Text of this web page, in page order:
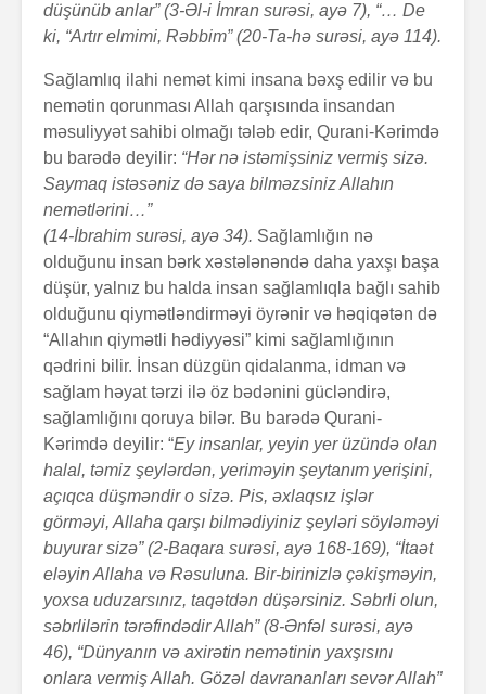
düşünüb anlar” (3-Əl-i İmran surəsi, ayə 7), “… De
ki, “Artır elmimi, Rəbbim” (20-Ta-hə surəsi, ayə 114).
Sağlamlıq ilahi nemət kimi insana bəxş edilir və bu
nemətin qorunması Allah qarşısında insandan
məsuliy­yət sahibi olmağı tələb edir, Qurani-Kərimdə
bu barədə deyilir: “Hər nə istəmişsiniz vermiş sizə.
Saymaq istəsə­niz də saya bilməzsiniz Allahın
nemətlərini…”
(14-İbra­him surəsi, ayə 34). Sağlamlığın nə
olduğunu insan bərk xəstələnəndə daha yaxşı başa
düşür, yalnız bu halda insan sağlamlıqla bağlı sahib
olduğunu qiymətlən­dir­­mə­yi öyrənir və həqiqətən də
“Allahın qiymətli hədiy­yəsi” kimi sağlamlığının
qədrini bilir. İnsan düzgün qidalan­ma, idman və
sağlam həyat tərzi ilə öz bədənini gücləndirə,
sağlamlığını qoruya bilər. Bu barədə Qurani-
Kərimdə deyilir: “Ey insanlar, yeyin yer üzündə olan
halal, təmiz şeylərdən, yeriməyin şeytanım yerişini,
açıq­ca düşməndir o sizə. Pis, əxlaqsız işlər
görməyi, Alla­ha qarşı bilmədiyiniz şeyləri söyləməyi
buyurar sizə” (2-Baqara surəsi, ayə 168-169), “İtaət
eləyin Allaha və Rəsuluna. Bir-birinizlə çəkişməyin,
yoxsa uduzarsınız, taqətdən düşərsiniz. Səbrli olun,
səbrlilərin tərəfindədir Allah” (8-Ənfəl surəsi, ayə
46), “Dünyanın­ və axi­rətin ­nemətinin yaxşısını
onlara vermiş Allah. Gözəl dav­rananları sevər Allah”